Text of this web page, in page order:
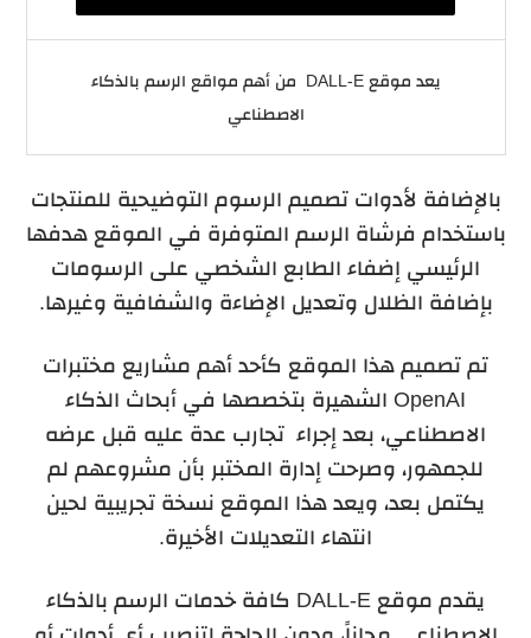
يعد موقع DALL-E من أهم مواقع الرسم بالذكاء
الاصطناعي
بالإضافة لأدوات تصميم الرسوم التوضيحية للمنتجات
باستخدام فرشاة الرسم المتوفرة في الموقع هدفها
الرئيسي إضفاء الطابع الشخصي على الرسومات
بإضافة الظلال وتعديل الإضاءة والشفافية وغيرها.
تم تصميم هذا الموقع كأحد أهم مشاريع مختبرات
OpenAI الشهيرة بتخصصها في أبحاث الذكاء
الاصطناعي، بعد إجراء تجارب عدة عليه قبل عرضه
للجمهور، وصرحت إدارة المختبر بأن مشروعهم لم
يكتمل بعد، ويعد هذا الموقع نسخة تجريبية لحين
انتهاء التعديلات الأخيرة.
يقدم موقع DALL-E كافة خدمات الرسم بالذكاء